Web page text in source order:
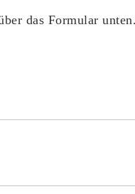
das Formular unten.